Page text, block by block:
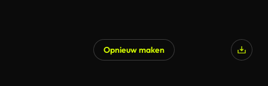
Opnieuw maken